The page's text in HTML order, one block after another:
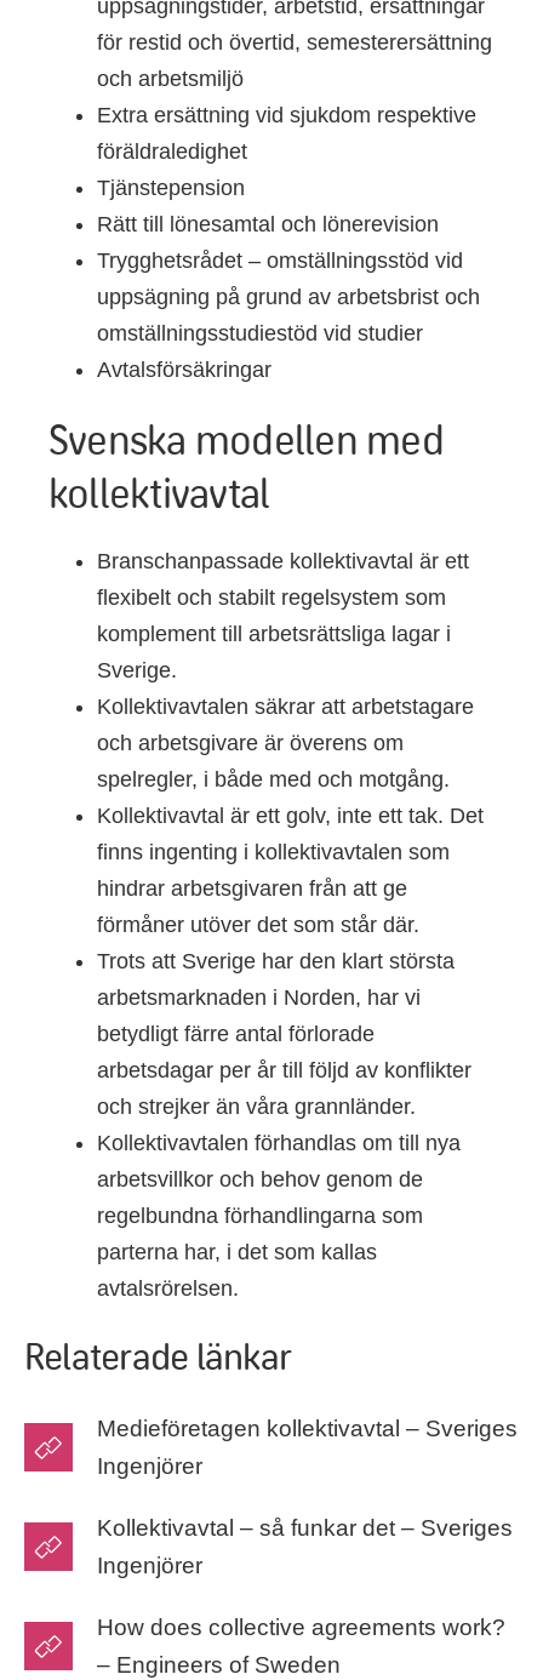
uppsägningstider, arbetstid, ersättningar
för restid och övertid, semesterersättning
och arbetsmiljö
Extra ersättning vid sjukdom respektive
föräldraledighet
Tjänstepension
Rätt till lönesamtal och lönerevision
Trygghetsrådet – omställningsstöd vid
uppsägning på grund av arbetsbrist och
omställningsstudiestöd vid studier
Avtalsförsäkringar
Svenska modellen med
kollektivavtal
Branschanpassade kollektivavtal är ett
flexibelt och stabilt regelsystem som
komplement till arbetsrättsliga lagar i
Sverige.
Kollektivavtalen säkrar att arbetstagare
och arbetsgivare är överens om
spelregler, i både med och motgång.
Kollektivavtal är ett golv, inte ett tak. Det
finns ingenting i kollektivavtalen som
hindrar arbetsgivaren från att ge
förmåner utöver det som står där.
Trots att Sverige har den klart största
arbetsmarknaden i Norden, har vi
betydligt färre antal förlorade
arbetsdagar per år till följd av konflikter
och strejker än våra grannländer.
Kollektivavtalen förhandlas om till nya
arbetsvillkor och behov genom de
regelbundna förhandlingarna som
parterna har, i det som kallas
avtalsrörelsen.
Relaterade länkar
Medieföretagen kollektivavtal – Sveriges
Ingenjörer
Kollektivavtal – så funkar det – Sveriges
Ingenjörer
How does collective agreements work?
– Engineers of Sweden